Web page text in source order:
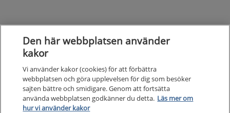
Den här webbplatsen använder
kakor
Vi använder kakor (cookies) för att förbättra
webbplatsen och göra upplevelsen för dig som besöker
sajten bättre och smidigare. Genom att fortsätta
använda webbplatsen godkänner du detta. Läs mer om
hur vi använder kakor